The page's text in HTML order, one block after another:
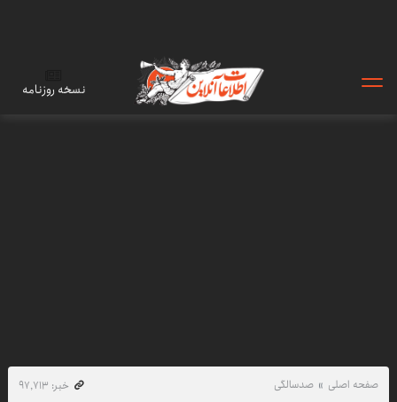
نسخه روزنامه
صفحه اصلی صدسالگی
خبر: ۹۷٬۷۱۳